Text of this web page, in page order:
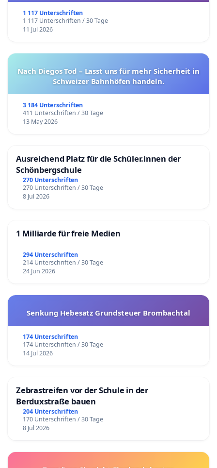
1 117 Unterschriften
1 117 Unterschriften / 30 Tage
11 Jul 2026
Nach Diegos Tod – Lasst uns für mehr Sicherheit in
Schweizer Bahnhöfen handeln.
3 184 Unterschriften
411 Unterschriften / 30 Tage
13 May 2026
Ausreichend Platz für die Schüler.innen der
Schönbergschule
270 Unterschriften
270 Unterschriften / 30 Tage
8 Jul 2026
1 Milliarde für freie Medien
294 Unterschriften
214 Unterschriften / 30 Tage
24 Jun 2026
Senkung Hebesatz Grundsteuer Brombachtal
174 Unterschriften
174 Unterschriften / 30 Tage
14 Jul 2026
Zebrastreifen vor der Schule in der
Berduxstraße bauen
204 Unterschriften
170 Unterschriften / 30 Tage
8 Jul 2026